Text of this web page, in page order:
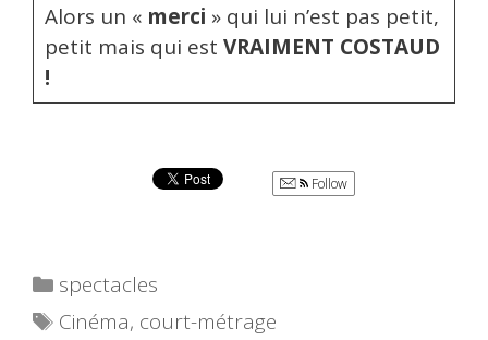
Alors un « merci » qui lui n’est pas petit,
petit mais qui est VRAIMENT COSTAUD
!
Follow
Catégories
spectacles
Étiquettes
Cinéma, court-métrage